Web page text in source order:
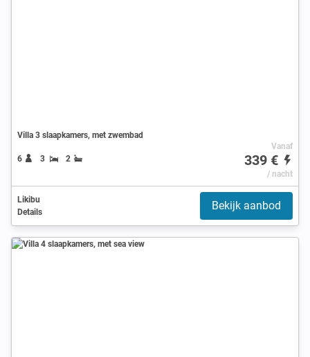
Villa 3 slaapkamers, met zwembad
6 3 2
Vanaf
339 €
/ nacht
Likibu
Details
Bekijk aanbod